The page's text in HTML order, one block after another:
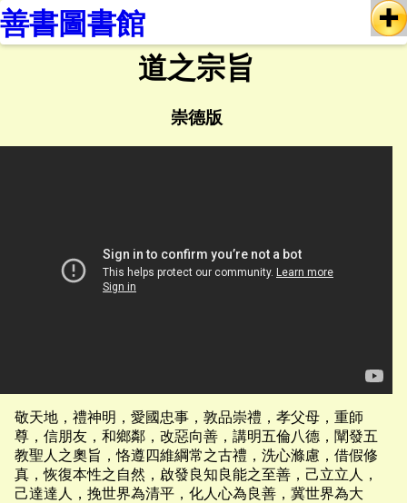
善書圖書館
道之宗旨
崇德版
敬天地，禮神明，愛國忠事，敦品崇禮，孝父母，重師
尊，信朋友，和鄉鄰，改惡向善，講明五倫八德，闡發五
教聖人之奧旨，恪遵四維綱常之古禮，洗心滌慮，借假修
真，恢復本性之自然，啟發良知良能之至善，己立立人，
己達達人，挽世界為清平，化人心為良善，冀世界為大